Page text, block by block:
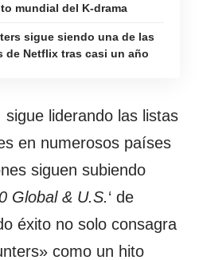
mundial del K-drama
sigue siendo una de las
de Netflix tras casi un año
liderando las listas
en numerosos países
siguen subiendo
Global & U.S.‘ de
éxito no solo consagra
como un hito